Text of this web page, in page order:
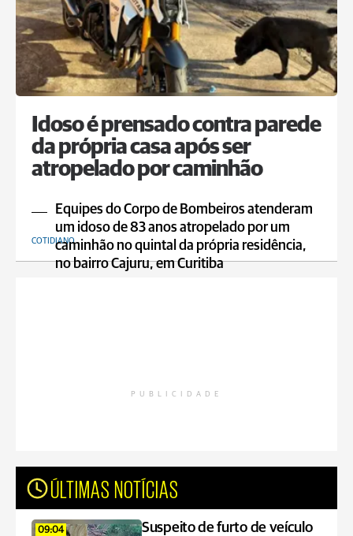
Idoso é prensado contra parede
da própria casa após ser
atropelado por caminhão
Equipes do Corpo de Bombeiros atenderam
um idoso de 83 anos atropelado por um
caminhão no quintal da própria residência,
no bairro Cajuru, em Curitiba
COTIDIANO
PUBLICIDADE
ÚLTIMAS NOTÍCIAS
09:04
Suspeito de furto de veículo